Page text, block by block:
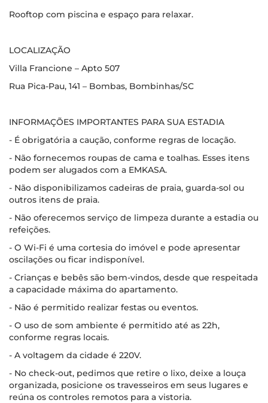
Rooftop com piscina e espaço para relaxar.
LOCALIZAÇÃO
Villa Francione – Apto 507
Rua Pica-Pau, 141 – Bombas, Bombinhas/SC
INFORMAÇÕES IMPORTANTES PARA SUA ESTADIA
- É obrigatória a caução, conforme regras de locação.
- Não fornecemos roupas de cama e toalhas. Esses itens
podem ser alugados com a EMKASA.
- Não disponibilizamos cadeiras de praia, guarda-sol ou
outros itens de praia.
- Não oferecemos serviço de limpeza durante a estadia ou
refeições.
- O Wi-Fi é uma cortesia do imóvel e pode apresentar
oscilações ou ficar indisponível.
- Crianças e bebês são bem-vindos, desde que respeitada
a capacidade máxima do apartamento.
- Não é permitido realizar festas ou eventos.
- O uso de som ambiente é permitido até as 22h,
conforme regras locais.
- A voltagem da cidade é 220V.
- No check-out, pedimos que retire o lixo, deixe a louça
organizada, posicione os travesseiros em seus lugares e
reúna os controles remotos para a vistoria.